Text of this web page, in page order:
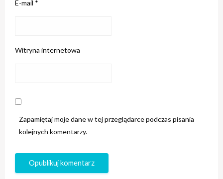
E-mail *
Witryna internetowa
Zapamiętaj moje dane w tej przeglądarce podczas pisania
kolejnych komentarzy.